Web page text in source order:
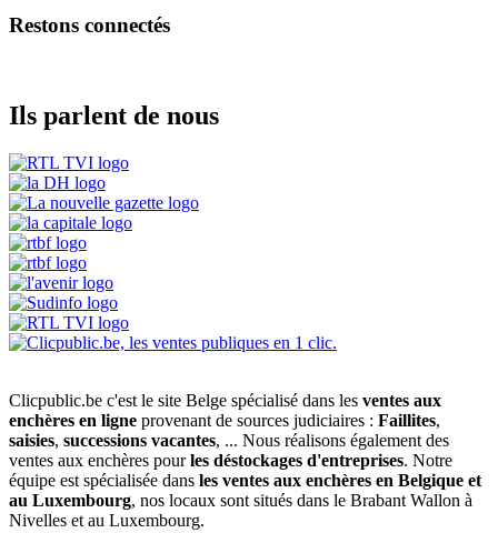
Restons connectés
Ils parlent de nous
Clicpublic.be c'est le site Belge spécialisé dans les ventes aux
enchères en ligne provenant de sources judiciaires : Faillites,
saisies, successions vacantes, ... Nous réalisons également des
ventes aux enchères pourles déstockages d'entreprises. Notre
équipe est spécialisée dans les ventes aux enchères en Belgique et
au Luxembourg, nos locaux sont situés dans le Brabant Wallon à
Nivelles et au Luxembourg.